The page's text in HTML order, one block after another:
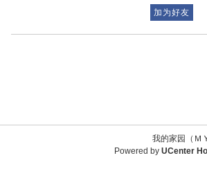
加为好友
我的家园（
Powered by UCenter